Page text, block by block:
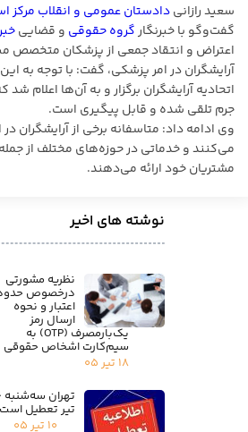
سعید رازانیدادستان عمومی و انقلاب مرکز
گفت‌وگو با خبرنگارگروه حقوقی و قضایی
اعتراض و انتقاد جمعی از پزشکان متخصص
آرایشگران در امر پزشکی، گفت: با توجه به
اتحادیه آرایشگران برگزار و به آن‌ها اعلام
جرم تلقی شده و قابل پیگیری است.
وی ادامه داد: متاسفانه برخی از آرایشگران
می‌کنند و خدماتی در حوزه‌های مختلف از
مشتریان خود ارائه می‌دهند.
نوشته های اخیر
نظریه مشورتی
درخصوص
اعتبار و نحوه
ارسال رمز
یک‌بارمصرف (OTP) به
سیم‌کارت اشخاص حقوقی
۱۸ تیر ۰۵
تیر تعطیل است
۱۰ تیر ۰۵